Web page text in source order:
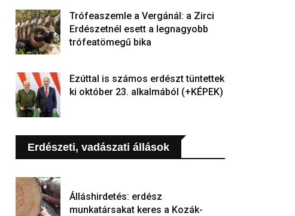
Trófeaszemle a Vergánál: a Zirci
Erdészetnél esett a legnagyobb
trófeatömegű bika
Ezúttal is számos erdészt tüntettek
ki október 23. alkalmából (+KÉPEK)
Erdészeti, vadászati állások
Álláshirdetés: erdész
munkatársakat keres a Kozák-